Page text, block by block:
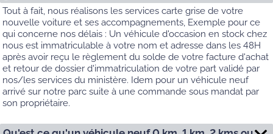
Tout à fait, nous réalisons les services carte grise de votre
nouvelle voiture et ses accompagnements, Exemple pour ce
qui concerne nos délais : Un véhicule d'occasion en stock chez
nous est immatriculable à votre nom et adresse dans les 48H
après avoir reçu le règlement du solde de votre facture d'achat
et retour de dossier d'immatriculation de votre part validé par
nos/les services du ministère. Idem pour un véhicule neuf
arrivé sur notre parc suite à une commande sous mandat par
son propriétaire.